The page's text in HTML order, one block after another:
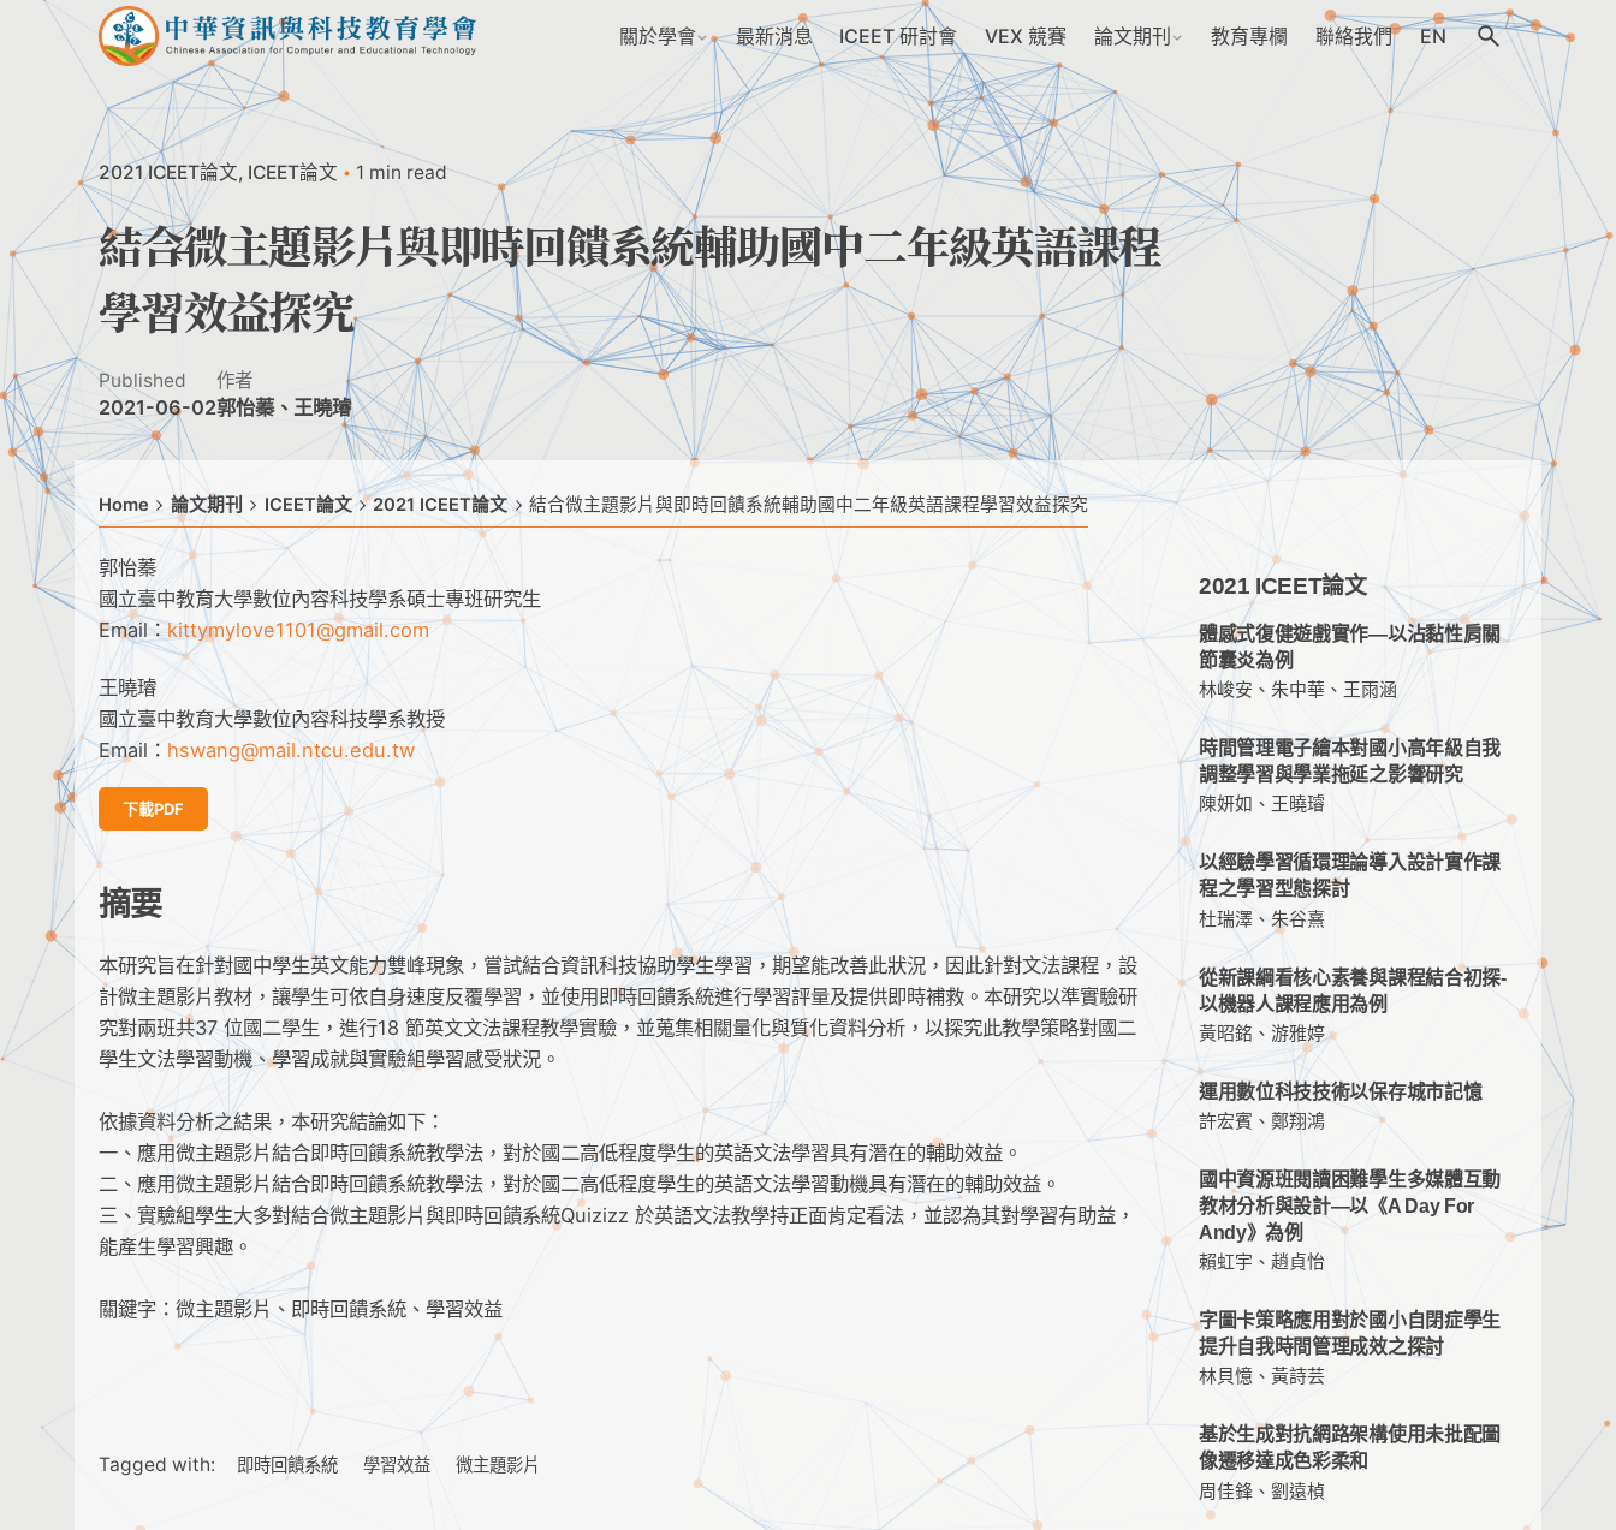
關於學會 最新消息 ICEET 研討會 VEX 競賽 論文期刊 教育專欄 聯絡我們 EN
2021 ICEET論文 ICEET論文 1 min read
結合微主題影片與即時回饋系統輔助國中二年級英語課程
學習效益探究
Published
2021-06-02
作者
郭怡蓁、王曉璿
Home 論文期刊 ICEET論文 2021 ICEET論文 結合微主題影片與即時回饋系統輔助國中二年級英語課程學習效益探究
郭怡蓁
國立臺中教育大學數位內容科技學系碩士專班研究生
Email：kittymylove1101@gmail.com
王曉璿
國立臺中教育大學數位內容科技學系教授
Email： hswang@mail.ntcu.edu.tw
下載PDF
摘要
本研究旨在針對國中學生英文能力雙峰現象，嘗試結合資訊科技協助學生學習，期望能改善此狀況，因此針對文法課程，設
計微主題影片教材，讓學生可依自身速度反覆學習，並使用即時回饋系統進行學習評量及提供即時補救。本研究以準實驗研
究對兩班共37 位國二學生，進行18 節英文文法課程教學實驗，並蒐集相關量化與質化資料分析，以探究此教學策略對國二
學生文法學習動機、學習成就與實驗組學習感受狀況。
依據資料分析之結果，本研究結論如下：
一、應用微主題影片結合即時回饋系統教學法，對於國二高低程度學生的英語文法學習具有潛在的輔助效益。
二、應用微主題影片結合即時回饋系統教學法，對於國二高低程度學生的英語文法學習動機具有潛在的輔助效益。
三、實驗組學生大多對結合微主題影片與即時回饋系統Quizizz 於英語文法教學持正面肯定看法，並認為其對學習有助益，
能產生學習興趣。
關鍵字：微主題影片、即時回饋系統、學習效益
Tagged with: 即時回饋系統 學習效益 微主題影片
2021 ICEET論文
體感式復健遊戲實作—以沾黏性肩關
節囊炎為例
林峻安、朱中華、王雨涵
時間管理電子繪本對國小高年級自我
調整學習與學業拖延之影響研究
陳妍如、王曉璿
以經驗學習循環理論導入設計實作課
程之學習型態探討
杜瑞澤、朱谷熹
從新課綱看核心素養與課程結合初探-
以機器人課程應用為例
黃昭銘、游雅婷
運用數位科技技術以保存城市記憶
許宏賓、鄭翔鴻
國中資源班閱讀困難學生多媒體互動
教材分析與設計—以《A Day For
Andy》為例
賴虹宇、趙貞怡
字圖卡策略應用對於國小自閉症學生
提升自我時間管理成效之探討
林貝憶、黃詩芸
基於生成對抗網路架構使用未批配圖
像遷移達成色彩柔和
周佳鋒、劉遠楨